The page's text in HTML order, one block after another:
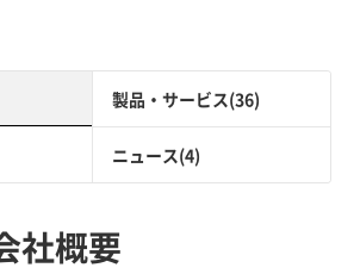
製品・サービス(36)
ニュース(4)
社概要